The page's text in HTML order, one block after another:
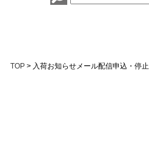
TOP > 入荷お知らせメール配信申込・停止